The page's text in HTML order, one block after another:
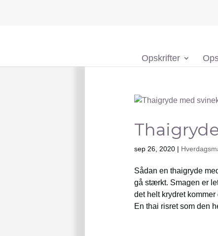
Opskrifter
sep 26, 2020 |
Sådan en thaigryde
gå stærkt. Smagen er
det helt krydret
En thai risret som den